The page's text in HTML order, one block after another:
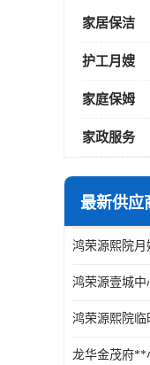
家居保洁
护工月嫂
家庭保姆
家政服务
最新供应
鸿荣源熙院月
鸿荣源壹城
鸿荣源熙院临
龙华金茂府**